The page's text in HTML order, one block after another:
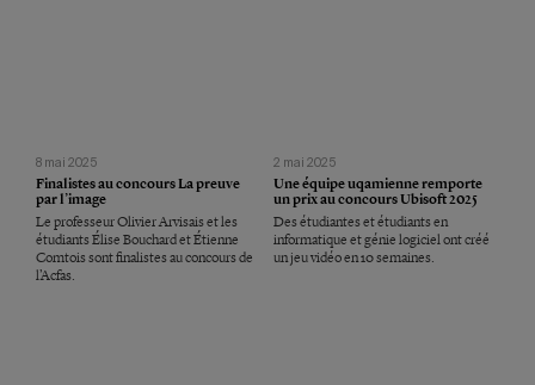
8 mai 2025
Finalistes au concours La preuve
par l’image
Le professeur Olivier Arvisais et les
étudiants Élise Bouchard et Étienne
Comtois sont finalistes au concours de
l’Acfas.
2 mai 2025
Une équipe uqamienne remporte
un prix au concours Ubisoft 2025
Des étudiantes et étudiants en
informatique et génie logiciel ont créé
un jeu vidéo en 10 semaines.